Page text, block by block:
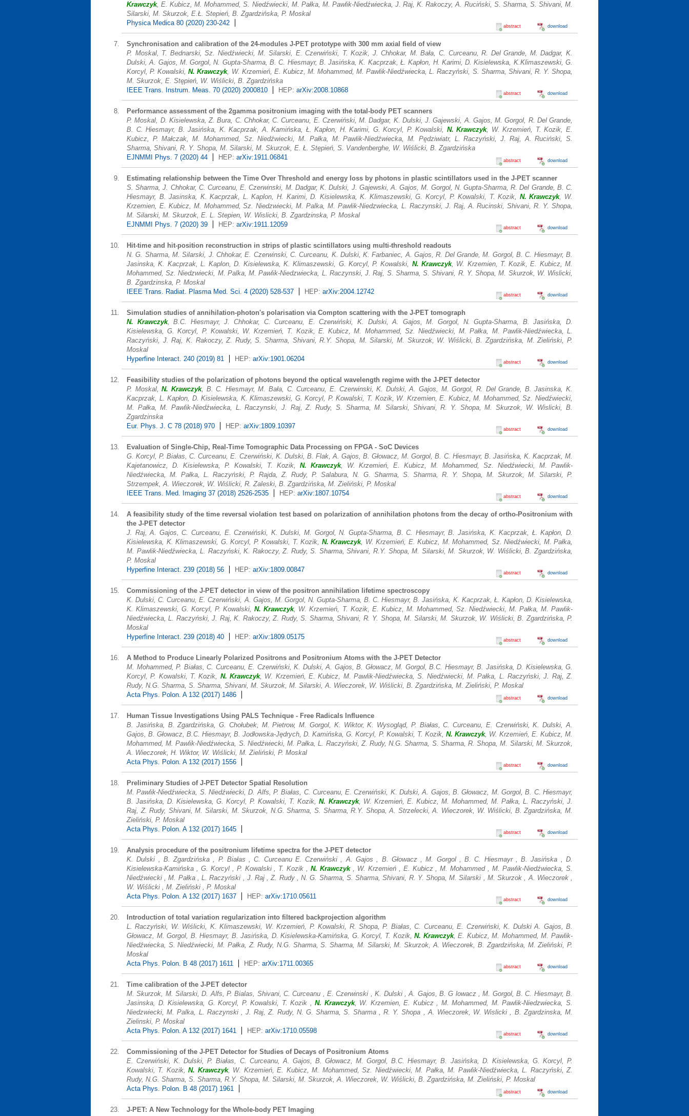
Krawczyk, E. Kubicz, M. Mohammed, S. Niedźwiecki, M. Pałka, M. Pawlik-Niedźwiecka, J. Raj, K. Rakoczy, A. Ruciński, S. Sharma, S. Shivani, M.
Silarski, M. Skurzok, E.Ł. Stepień, B. Zgardzińska, P. Moskal
download
abstract
Physica Medica 80 (2020) 230-242
Synchronisation and calibration of the 24-modules J-PET prototype with 300 mm axial field of view
P. Moskal, T. Bednarski, Sz. Niedźwiecki, M. Silarski, E. Czerwiński, T. Kozik, J. Chhokar, M. Bała, C. Curceanu, R. Del Grande, M. Dadgar, K.
Dulski, A. Gajos, M. Gorgol, N. Gupta-Sharma, B. C. Hiesmayr, B. Jasińska, K. Kacprzak, Ł. Kapłon, H. Karimi, D. Kisielewska, K.Klimaszewski, G.
Korcyl, P. Kowalski,N. Krawczyk, W. Krzemień, E. Kubicz, M. Mohammed, M. Pawlik-Niedźwiecka, L. Raczyński, S. Sharma, Shivani, R. Y. Shopa,
M. Skurzok, E. Stępień, W. Wiślicki, B. Zgardzińska
download
abstract
IEEE Trans. Instrum. Meas. 70 (2020) 2000810 HEP: arXiv:2008.10868
Performance assessment of the 2gamma positronium imaging with the total-body PET scanners
P. Moskal, D. Kisielewska, Z. Bura, C. Chhokar, C. Curceanu, E. Czerwiński, M. Dadgar, K. Dulski, J. Gajewski, A. Gajos, M. Gorgol, R. Del Grande,
B. C. Hiesmayr, B. Jasińska, K. Kacprzak, A. Kamińska, Ł. Kapłon, H. Karimi, G. Korcyl, P. Kowalski, N. Krawczyk, W. Krzemień, T. Kozik, E.
Kubicz, P. Małczak, M. Mohammed, Sz. Niedźwiecki, M. Pałka, M. Pawlik-Niedźwiecka, M. Pędziwiatr, L. Raczyński, J. Raj, A. Ruciński, S.
Sharma, Shivani, R. Y. Shopa, M. Silarski, M. Skurzok, E. Ł. Stępień, S. Vandenberghe, W. Wiślicki, B. Zgardzińska
download
abstract
EJNMMI Phys. 7 (2020) 44 HEP: arXiv:1911.06841
Estimating relationship between the Time Over Threshold and energy loss by photons in plastic scintillators used in the J-PET scanner
S. Sharma, J. Chhokar, C. Curceanu, E. Czerwinski, M. Dadgar, K. Dulski, J. Gajewski, A. Gajos, M. Gorgol, N. Gupta-Sharma, R. Del Grande, B. C.
Hiesmayr, B. Jasinska, K. Kacprzak, L. Kaplon, H. Karimi, D. Kisielewska, K. Klimaszewski, G. Korcyl, P. Kowalski, T. Kozik, N. Krawczyk, W.
Krzemien, E. Kubicz, M. Mohammed, Sz. Niedzwiecki, M. Palka, M. Pawlik-Niedzwiecka, L. Raczynski, J. Raj, A. Rucinski, Shivani, R. Y. Shopa,
M. Silarski, M. Skurzok, E. L. Stepien, W. Wislicki, B. Zgardzinska, P. Moskal
download
abstract
EJNMMI Phys. 7 (2020) 39 HEP: arXiv:1911.12059
Hit-time and hit-position reconstruction in strips of plastic scintillators using multi-threshold readouts
N. G. Sharma, M. Silarski, J. Chhokar, E. Czerwinski, C. Curceanu, K. Dulski, K. Farbaniec, A. Gajos, R. Del Grande, M. Gorgol, B. C. Hiesmayr, B.
Jasinska, K. Kacprzak, L. Kaplon, D. Kisielewska, K. Klimaszewski, G. Korcyl, P. Kowalski, N. Krawczyk, W. Krzemien, T. Kozik, E. Kubicz, M.
Mohammed, Sz. Niedzwiecki, M. Palka, M. Pawlik-Niedzwiecka, L. Raczynski, J. Raj, S. Sharma, S. Shivani, R. Y. Shopa, M. Skurzok, W. Wislicki,
B. Zgardzinska, P. Moskal
download
abstract
IEEE Trans. Radiat. Plasma Med. Sci. 4 (2020) 528-537 HEP: arXiv:2004.12742
Simulation studies of annihilation-photon's polarisation via Compton scattering with the J-PET tomograph
N. Krawczyk, B.C. Hiesmayr, J. Chhokar, C. Curceanu, E. Czerwiński, K. Dulski, A. Gajos, M. Gorgol, N. Gupta-Sharma, B. Jasińska, D.
Kisielewska, G. Korcyl, P. Kowalski, W. Krzemień, T. Kozik, E. Kubicz, M. Mohammed, Sz. Niedźwiecki, M. Pałka, M. Pawlik-Niedźwiecka, L.
Raczyński, J. Raj, K. Rakoczy, Z. Rudy, S. Sharma, Shivani, R.Y. Shopa, M. Silarski, M. Skurzok, W. Wiślicki, B. Zgardzińska, M. Zieliński, P.
Moskal
download
abstract
Hyperfine Interact. 240 (2019) 81 HEP: arXiv:1901.06204
Feasibility studies of the polarization of photons beyond the optical wavelength regime with the J-PET detector
P. Moskal,N. Krawczyk, B. C. Hiesmayr, M. Bała, C. Curceanu, E. Czerwinski, K. Dulski, A. Gajos, M. Gorgol, R. Del Grande, B. Jasinska, K.
Kacprzak, L. Kapłon, D. Kisielewska, K. Klimaszewski, G. Korcyl, P. Kowalski, T. Kozik, W. Krzemien, E. Kubicz, M. Mohammed, Sz. Niedźwiecki,
M. Pałka, M. Pawlik-Niedźwiecka, L. Raczynski, J. Raj, Z. Rudy, S. Sharma, M. Silarski, Shivani, R. Y. Shopa, M. Skurzok, W. Wislicki, B.
Zgardzinska
download
abstract
Eur. Phys. J. C 78 (2018) 970 HEP: arXiv:1809.10397
Evaluation of Single-Chip, Real-Time Tomographic Data Processing on FPGA - SoC Devices
G. Korcyl, P. Białas, C. Curceanu, E. Czerwiński, K. Dulski, B. Flak, A. Gajos, B. Głowacz, M. Gorgol, B. C. Hiesmayr, B. Jasińska, K. Kacprzak, M.
Kajetanowicz, D. Kisielewska, P. Kowalski, T. Kozik, N. Krawczyk, W. Krzemień, E. Kubicz, M. Mohammed, Sz. Niedźwiecki, M. Pawlik-
Niedźwiecka, M. Pałka, L. Raczyński, P. Rajda, Z. Rudy, P. Salabura, N. G. Sharma, S. Sharma, R. Y. Shopa, M. Skurzok, M. Silarski, P.
Strzempek, A. Wieczorek, W. Wiślicki, R. Zaleski, B. Zgardzińska, M. Zieliński, P. Moskal
download
abstract
IEEE Trans. Med. Imaging 37 (2018) 2526-2535 HEP: arXiv:1807.10754
A feasibility study of the time reversal violation test based on polarization of annihilation photons from the decay of ortho-Positronium with
the J-PET detector
J. Raj, A. Gajos, C. Curceanu, E. Czerwiński, K. Dulski, M. Gorgol, N. Gupta-Sharma, B. C. Hiesmayr, B. Jasińska, K. Kacprzak, Ł. Kapłon, D.
Kisielewska, K. Klimaszewski, G. Korcyl, P. Kowalski, T. Kozik, N. Krawczyk, W. Krzemień, E. Kubicz, M. Mohammed, Sz. Niedźwiecki, M. Pałka,
M. Pawlik-Niedźwiecka, L. Raczyński, K. Rakoczy, Z. Rudy, S. Sharma, Shivani, R.Y. Shopa, M. Silarski, M. Skurzok, W. Wiślicki, B. Zgardzińska,
P. Moskal
download
abstract
Hyperfine Interact. 239 (2018) 56 HEP: arXiv:1809.00847
Commissioning of the J-PET detector in view of the positron annihilation lifetime spectroscopy
K. Dulski, C. Curceanu, E. Czerwiński, A. Gajos, M. Gorgol, N. Gupta-Sharma, B. C. Hiesmayr, B. Jasińska, K. Kacprzak, Ł. Kapłon, D. Kisielewska,
K. Klimaszewski, G. Korcyl, P. Kowalski,N. Krawczyk, W. Krzemień, T. Kozik, E. Kubicz, M. Mohammed, Sz. Niedźwiecki, M. Pałka, M. Pawlik-
Niedźwiecka, L. Raczyński, J. Raj, K. Rakoczy, Z. Rudy, S. Sharma, Shivani, R. Y. Shopa, M. Silarski, M. Skurzok, W. Wiślicki, B. Zgardzińska, P.
Moskal
download
abstract
Hyperfine Interact. 239 (2018) 40 HEP: arXiv:1809.05175
A Method to Produce Linearly Polarized Positrons and Positronium Atoms with the J-PET Detector
M. Mohammed, P. Białas, C. Curceanu, E. Czerwiński, K. Dulski, A. Gajos, B. Głowacz, M. Gorgol, B.C. Hiesmayr, B. Jasińska, D. Kisielewska, G.
Korcyl, P. Kowalski, T. Kozik, N. Krawczyk, W. Krzemień, E. Kubicz, M. Pawlik-Niedźwiecka, S. Niedźwiecki, M. Pałka, L. Raczyński, J. Raj, Z.
Rudy, N.G. Sharma, S. Sharma, Shivani, M. Skurzok, M. Silarski, A. Wieczorek, W. Wiślicki, B. Zgardzińska, M. Zieliński, P. Moskal
download
abstract
Acta Phys. Polon. A 132 (2017) 1486
Human Tissue Investigations Using PALS Technique - Free Radicals Influence
B. Jasińska, B. Zgardzińska, G. Chołubek, M. Pietrow, M. Gorgol, K. Wiktor, K. Wysogląd, P. Białas, C. Curceanu, E. Czerwiński, K. Dulski, A.
Gajos, B. Głowacz, B.C. Hiesmayr, B. Jodłowska-Jędrych, D. Kamińska, G. Korcyl, P. Kowalski, T. Kozik, N. Krawczyk, W. Krzemień, E. Kubicz, M.
Mohammed, M. Pawlik-Niedźwiecka, S. Niedźwiecki, M. Pałka, L. Raczyński, Z. Rudy, N.G. Sharma, S. Sharma, R. Shopa, M. Silarski, M. Skurzok,
A. Wieczorek, H. Wiktor, W. Wiślicki, M. Zieliński, P. Moskal
download
abstract
Acta Phys. Polon. A 132 (2017) 1556
Preliminary Studies of J-PET Detector Spatial Resolution
M. Pawlik-Niedźwiecka, S. Niedźwiecki, D. Alfs, P. Białas, C. Curceanu, E. Czerwiński, K. Dulski, A. Gajos, B. Głowacz, M. Gorgol, B. C. Hiesmayr,
B. Jasińska, D. Kisielewska, G. Korcyl, P. Kowalski, T. Kozik,N. Krawczyk, W. Krzemień, E. Kubicz, M. Mohammed, M. Pałka, L. Raczyński, J.
Raj, Z. Rudy, Shivani, M. Silarski, M. Skurzok, N.G. Sharma, S. Sharma, R.Y. Shopa, A. Strzelecki, A. Wieczorek, W. Wiślicki, B. Zgardzińska, M.
Zieliński, P. Moskal
download
abstract
Acta Phys. Polon. A 132 (2017) 1645
Analysis procedure of the positronium lifetime spectra for the J-PET detector
K. Dulski , B. Zgardzińska , P. Białas , C. Curceanu E. Czerwiński , A. Gajos , B. Głowacz , M. Gorgol , B. C. Hiesmayr , B. Jasińska , D.
Kisielewska-Kamińska , G. Korcyl , P. Kowalski , T. Kozik ,N. Krawczyk, W. Krzemień , E. Kubicz , M. Mohammed , M. Pawlik-Niedźwiecka, S.
Niedźwiecki , M. Pałka , L. Raczyński , J. Raj , Z. Rudy , N. G. Sharma, S. Sharma, Shivani, R. Y. Shopa, M. Silarski , M. Skurzok , A. Wieczorek ,
W. Wiślicki , M. Zieliński , P. Moskal
download
abstract
Acta Phys. Polon. A 132 (2017) 1637 HEP: arXiv:1710.05611
Introduction of total variation regularization into filtered backprojection algorithm
L. Raczyński, W. Wiślicki, K. Klimaszewski, W. Krzemień, P. Kowalski, R. Shopa, P. Białas, C. Curceanu, E. Czerwiński, K. Dulski A. Gajos, B.
Głowacz, M. Gorgol, B. Hiesmayr, B. Jasińska, D. Kisielewska-Kamińska, G. Korcyl, T. Kozik,N. Krawczyk, E. Kubicz, M. Mohammed, M. Pawlik-
Niedźwiecka, S. Niedźwiecki, M. Pałka, Z. Rudy, N.G. Sharma, S. Sharma, M. Silarski, M. Skurzok, A. Wieczorek, B. Zgardzińska, M. Zieliński, P.
Moskal
download
abstract
Acta Phys. Polon. B 48 (2017) 1611 HEP: arXiv:1711.00365
Time calibration of the J-PET detector
M. Skurzok, M. Silarski, D. Alfs, P. Bialas, Shivani, C. Curceanu , E. Czerwinski , K. Dulski , A. Gajos, B. G lowacz , M. Gorgol, B. C. Hiesmayr, B.
Jasinska, D. Kisielewska, G. Korcyl, P. Kowalski, T. Kozik ,N. Krawczyk, W. Krzemien, E. Kubicz , M. Mohammed, M. Pawlik-Niedzwiecka, S.
Niedzwiecki, M. Palka, L. Raczynski , J. Raj, Z. Rudy, N. G. Sharma, S. Sharma , R. Y. Shopa , A. Wieczorek, W. Wislicki , B. Zgardzinska, M.
Zielinski, P. Moskal
download
abstract
Acta Phys. Polon. A 132 (2017) 1641 HEP: arXiv:1710.05598
Commissioning of the J-PET Detector for Studies of Decays of Positronium Atoms
E. Czerwiński, K. Dulski, P. Białas, C. Curceanu, A. Gajos, B. Głowacz, M. Gorgol, B.C. Hiesmayr, B. Jasińska, D. Kisielewska, G. Korcyl, P.
Kowalski, T. Kozik,N. Krawczyk, W. Krzemień, E. Kubicz, M. Mohammed, Sz. Niedźwiecki, M. Pałka, M. Pawlik-Niedźwiecka, L. Raczyński, Z.
Rudy, N.G. Sharma, S. Sharma, R.Y. Shopa, M. Silarski, M. Skurzok, A. Wieczorek, W. Wiślicki, B. Zgardzińska, M. Zieliński, P. Moskal
download
abstract
Acta Phys. Polon. B 48 (2017) 1961
J-PET: A New Technology for the Whole-body PET Imaging